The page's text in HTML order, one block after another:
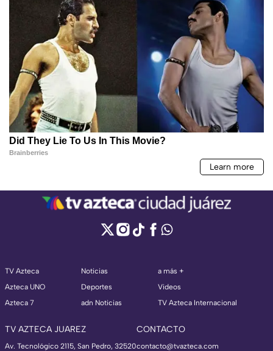
TV Azteca
Azteca UNO
Azteca 7
Noticias
Deportes
adn Noticias
a más +
Videos
TV Azteca Internacional
TV AZTECA JUAREZ
Av. Tecnológico 2115, San Pedro, 32520
CONTACTO
contacto@tvazteca.com